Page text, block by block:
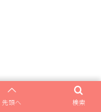
検索
先頭へ